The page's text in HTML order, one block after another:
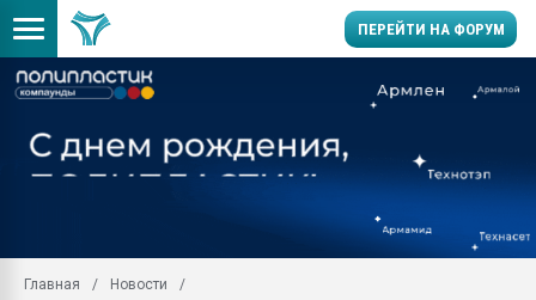
ПЕРЕЙТИ НА ФОРУМ
заводу пластмасс"
Главная
Новости